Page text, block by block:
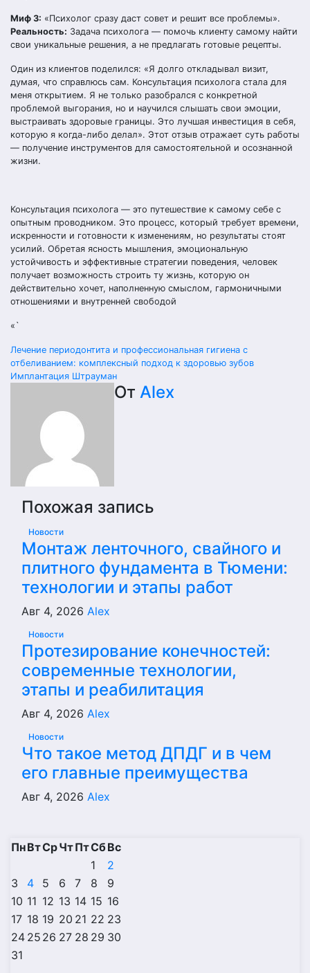
Миф 3: «Психолог сразу даст совет и решит все проблемы».
Реальность: Задача психолога — помочь клиенту самому найти
свои уникальные решения, а не предлагать готовые рецепты.
Один из клиентов поделился: «Я долго откладывал визит,
думая, что справлюсь сам. Консультация психолога стала для
меня открытием. Я не только разобрался с конкретной
проблемой выгорания, но и научился слышать свои эмоции,
выстраивать здоровые границы. Это лучшая инвестиция в себя,
которую я когда-либо делал». Этот отзыв отражает суть работы
— получение инструментов для самостоятельной и осознанной
жизни.
Консультация психолога — это путешествие к самому себе с
опытным проводником. Это процесс, который требует времени,
искренности и готовности к изменениям, но результаты стоят
усилий. Обретая ясность мышления, эмоциональную
устойчивость и эффективные стратегии поведения, человек
получает возможность строить ту жизнь, которую он
действительно хочет, наполненную смыслом, гармоничными
отношениями и внутренней свободой
«`
Навигация
по
записям
Лечение периодонтита и профессиональная гигиена с
отбеливанием: комплексный подход к здоровью зубов
Имплантация Штрауман
От Alex
Похожая запись
Новости
Монтаж ленточного, свайного и
плитного фундамента в Тюмени:
технологии и этапы работ
Авг 4, 2026 Alex
Новости
Протезирование конечностей:
современные технологии,
этапы и реабилитация
Авг 4, 2026 Alex
Новости
Что такое метод ДПДГ и в чем
его главные преимущества
Авг 4, 2026 Alex
ПнВтСрЧтПтСбВс
1
2
3
4 5 6 7 8
9
10 11 12 13 14 15 16
17 18 19 20 21 22 23
24 25 26 27 28 29 30
31